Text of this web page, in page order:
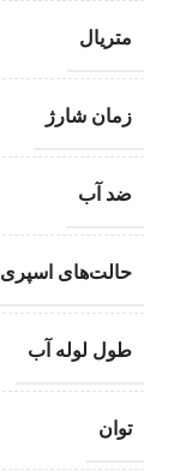
متریال
زمان شارژ
ضد آب
حالت‌های اسپری
طول لوله آب
توان